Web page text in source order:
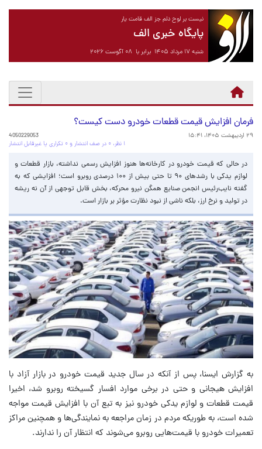
نیست بر لوح دلم جز الف قامت یار
پایگاه خبری الف
شنبه ۱۷ مرداد ۱۴۰۵ برابر با ۰۸ آگوست ۲۰۲۶
فرمان افزایش قیمت قطعات خودرو دست کیست؟
۲۹ اردیبهشت ۱۴۰۵، ۱۵:۴۱
4050229053
۱ نظر، ۰ در صف انتشار و ۰ تکراری یا غیرقابل انتشار
در حالی که قیمت خودرو در کارخانه‌ها هنوز افزایش رسمی نداشته، بازار قطعات و
لوازم یدکی با رشدهای ۹۰ تا حتی بیش از ۱۰۰ درصدی روبرو است؛ افزایشی که به
گفته نایب‌رئیس انجمن صنایع همگن نیرو محرکه، بخش قابل توجهی از آن نه ریشه
در تولید و نرخ ارز، بلکه ناشی از نبود نظارت مؤثر بر بازار است.
به گزارش ایسنا، پس از آنکه در سال جدید قیمت خودرو در بازار آزاد با
افزایش هیجانی و حتی در برخی موارد افسار گسیخته روبرو شد، اخیرا
قیمت قطعات و لوازم یدکی خودرو نیز به تبع آن با افزایش قیمت مواجه
شده است، به طوریکه مردم در زمان مراجعه به نمایندگی‌ها و همچنین مراکز
تعمیرات خودرو با قیمت‌هایی روبرو می‌شوند که انتظار آن را ندارند.